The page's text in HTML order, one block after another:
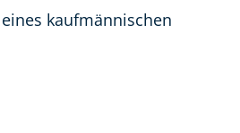
kaufmännischen